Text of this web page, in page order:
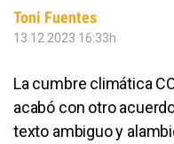
Toni Fuentes
13.12.2023 16:33h
La cumbre climática
acabó con otro
texto ambiguo y